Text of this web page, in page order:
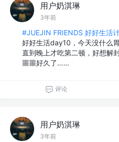
用户奶淇琳
3年前
#JUEJIN FRIENDS 好好生活
好好生活day10，今天没什么
直到晚上才吃第二顿，好想解
噩噩好久了……
评论
用户奶淇琳
3年前